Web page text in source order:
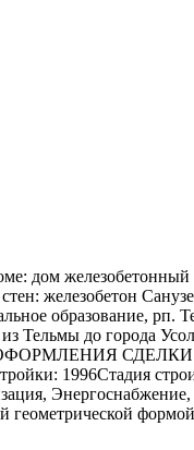
дом
железобетон
до города
ОФОРМЛЕНИЯ СДЕЛКИ:
1996Стадия
геометрической